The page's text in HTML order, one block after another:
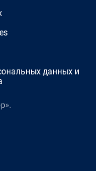
данных и